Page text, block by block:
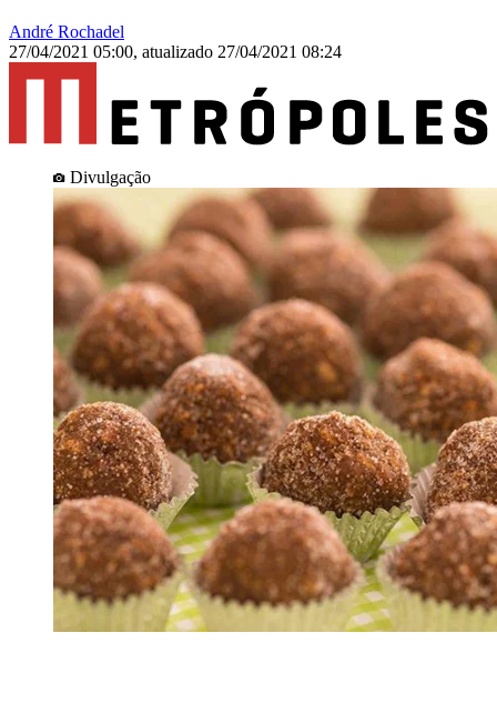
André Rochadel
27/04/2021 05:00, atualizado 27/04/2021 08:24
Divulgação